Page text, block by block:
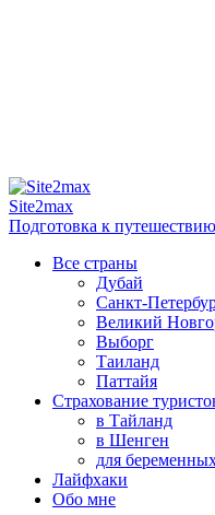
Site2max
Подготовка к
Все страны
Дубай
Санкт-
Великий
Выборг
Таиланд
Паттайя
Страхование
в Тайланд
в Шенген
для
Лайфхаки
Обо мне